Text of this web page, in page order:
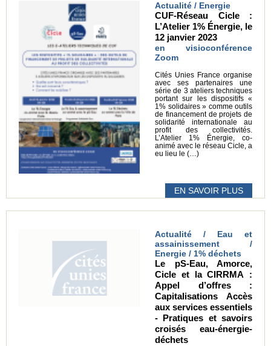
Actualité / Energie
CUF-Réseau Cicle :
L’Atelier 1% Énergie, le
12 janvier 2023
en visioconférence
Zoom
Cités Unies France organise
avec ses partenaires une
série de 3 ateliers techniques
portant sur les dispositifs «
1% solidaires » comme outils
de financement de projets de
solidarité internationale au
profit des collectivités.
L’Atelier 1% Énergie, co-
animé avec le réseau Cicle, a
eu lieu le (…)
EN SAVOIR PLUS
Actualité / Eau et
assainissement /
Energie / 1% déchets
Le pS-Eau, Amorce,
Cicle et la CIRRMA :
Appel d’offres :
Capitalisations Accès
aux services essentiels
- Pratiques et savoirs
croisés eau-énergie-
déchets